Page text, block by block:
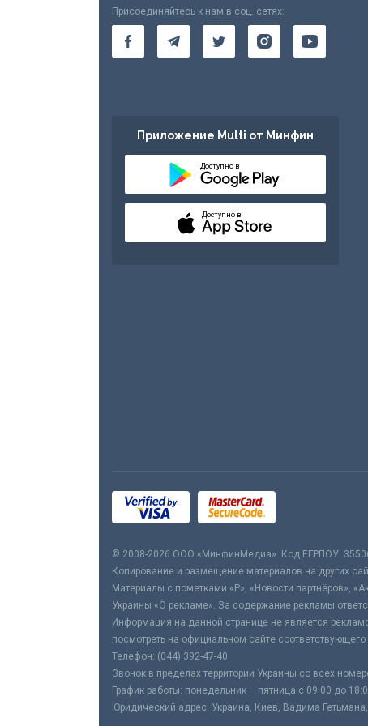
Присоединяйтесь к нам в соц. сетях:
Приложение Multi от Минфин
Доступно в
Доступно в
© 2008-2026 ООО «МинфинМедиа». Код ЕГРПОУ:
Копирование и размещение материалов на других
Материалы с пометками «Р», «Новости партнёров»,
Украины «О рекламе». За содержание рекламы
Информация на данной странице не является
посмотреть на официальном сайте соответствующего
Телефон: (044) 392-47-40
Звонок в пределах территории Украины со всех
График работы: понедельник – пятница с 09:00 до
Юридический адрес: Украина, Киев, Вадима